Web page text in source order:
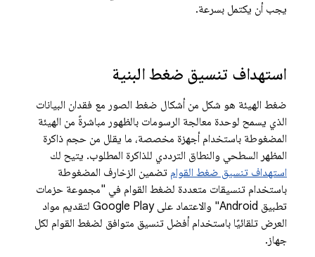
يجب أن يكتمل بسرعة.
استهداف تنسيق ضغط البنية
ضغط الهيئة هو شكل من أشكال ضغط الصور مع فقدان البيانات
الذي يسمح لوحدة معالجة الرسومات بالظهور مباشرةً من الهيئة
المضغوطة باستخدام أجهزة مخصصة، ما يقلل من حجم ذاكرة
المظهر السطحي والنطاق الترددي للذاكرة المطلوب. يتيح لك
استهداف تنسيق ضغط القوام تضمين الزخارف المضغوطة
باستخدام تنسيقات متعددة لضغط القوام في "مجموعة حزمات
تطبيق Android" والاعتماد على Google Play لتقديم مواد
العرض تلقائيًا باستخدام أفضل تنسيق متوافق لضغط القوام لكل
جهاز.